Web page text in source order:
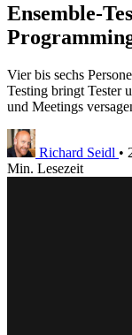
Ensemble-
Vier bis sechs
Testing bringt Tester
und Meetings
Richard Seidl •
Min. Lesezeit